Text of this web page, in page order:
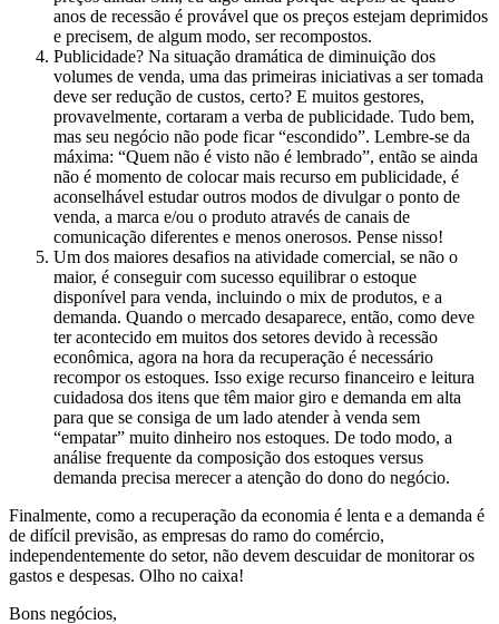
anos de recessão é provável que os preços estejam deprimidos
e precisem, de algum modo, ser recompostos.
Publicidade? Na situação dramática de diminuição dos
volumes de venda, uma das primeiras iniciativas a ser tomada
deve ser redução de custos, certo? E muitos gestores,
provavelmente, cortaram a verba de publicidade. Tudo bem,
mas seu negócio não pode ficar “escondido”. Lembre-se da
máxima: “Quem não é visto não é lembrado”, então se ainda
não é momento de colocar mais recurso em publicidade, é
aconselhável estudar outros modos de divulgar o ponto de
venda, a marca e/ou o produto através de canais de
comunicação diferentes e menos onerosos. Pense nisso!
Um dos maiores desafios na atividade comercial, se não o
maior, é conseguir com sucesso equilibrar o estoque
disponível para venda, incluindo o mix de produtos, e a
demanda. Quando o mercado desaparece, então, como deve
ter acontecido em muitos dos setores devido à recessão
econômica, agora na hora da recuperação é necessário
recompor os estoques. Isso exige recurso financeiro e leitura
cuidadosa dos itens que têm maior giro e demanda em alta
para que se consiga de um lado atender à venda sem
“empatar” muito dinheiro nos estoques. De todo modo, a
análise frequente da composição dos estoques versus
demanda precisa merecer a atenção do dono do negócio.
Finalmente, como a recuperação da economia é lenta e a demanda é
de difícil previsão, as empresas do ramo do comércio,
independentemente do setor, não devem descuidar de monitorar os
gastos e despesas. Olho no caixa!
Bons negócios,